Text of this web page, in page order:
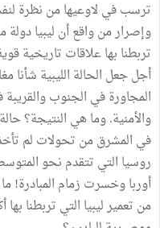
ترسب في لاوعيها من نظرة
وإصرار من واقع أن ليبيا دولة
تربطنا بها علاقات تاريخية
أجل جعل الحالة الليبية شأنا
المجاورة في الجنوب
والأمنية. وما هي النتيجة؟
في المشرق من تحولات لم
روسيا التي تتقدم نحو
أوربا وخسرت زمام المبادرة!
من تعمير ليبيا التي تربطنا